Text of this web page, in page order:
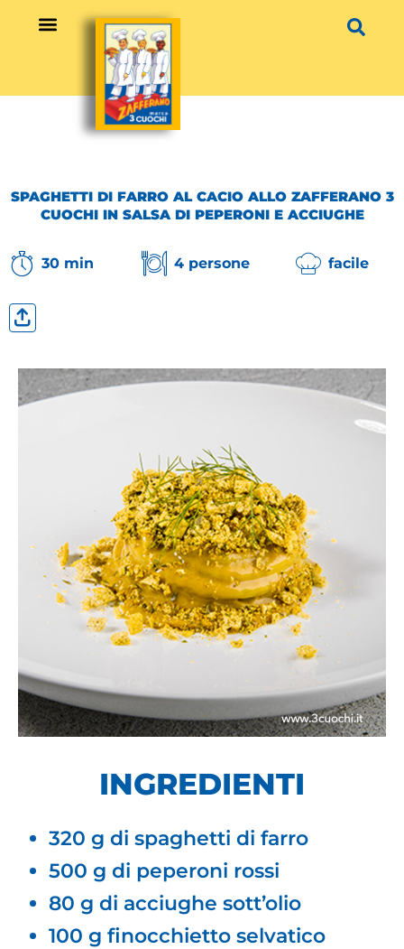
SPAGHETTI DI FARRO AL CACIO ALLO ZAFFERANO 3
CUOCHI IN SALSA DI PEPERONI E ACCIUGHE
30 min 4 persone facile
INGREDIENTI
320 g di spaghetti di farro
500 g di peperoni rossi
80 g di acciughe sott’olio
100 g finocchietto selvatico